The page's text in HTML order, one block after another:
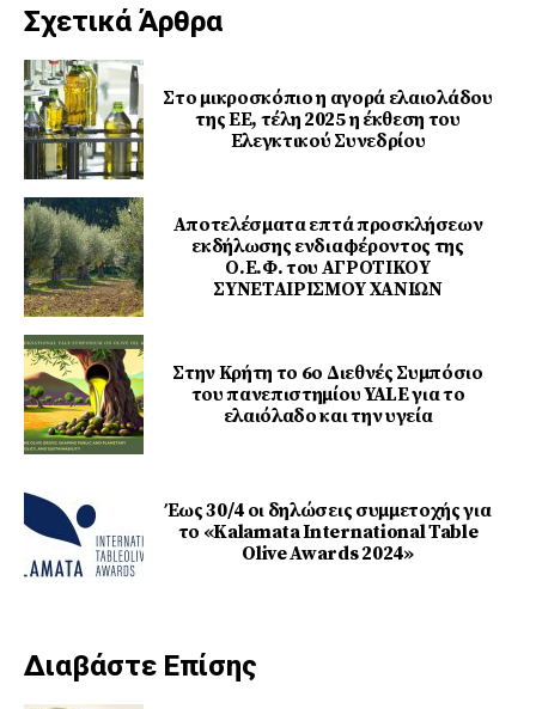
Σχετικά Άρθρα
Στο μικροσκόπιο η αγορά ελαιολάδου
της ΕΕ, τέλη 2025 η έκθεση του
Ελεγκτικού Συνεδρίου
Αποτελέσματα επτά προσκλήσεων
εκδήλωσης ενδιαφέροντος της
Ο.Ε.Φ. του ΑΓΡΟΤΙΚΟΥ
ΣΥΝΕΤΑΙΡΙΣΜΟΥ ΧΑΝΙΩΝ
Στην Κρήτη το 6ο Διεθνές Συμπόσιο
του πανεπιστημίου YALE για το
ελαιόλαδο και την υγεία
Έως 30/4 οι δηλώσεις συμμετοχής για
το «Kalamata International Table
Olive Awards 2024»
Διαβάστε Επίσης